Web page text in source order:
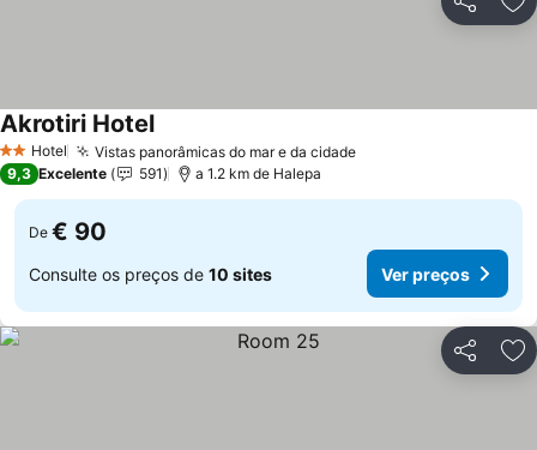
Partilhar
2 Estrelas
Hotel Vistas panorâmicas do mar e da cidadeVer preços
Akrotiri HotelVer preços
9,3 Excelente 591 a 1.2 km de Halepa
De € 90
Consulte os preços de 10 sites Ver preços
Partilhar